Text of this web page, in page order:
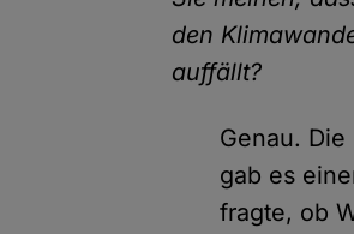
den
auffällt?
Genau.
gab es
fragte, ob